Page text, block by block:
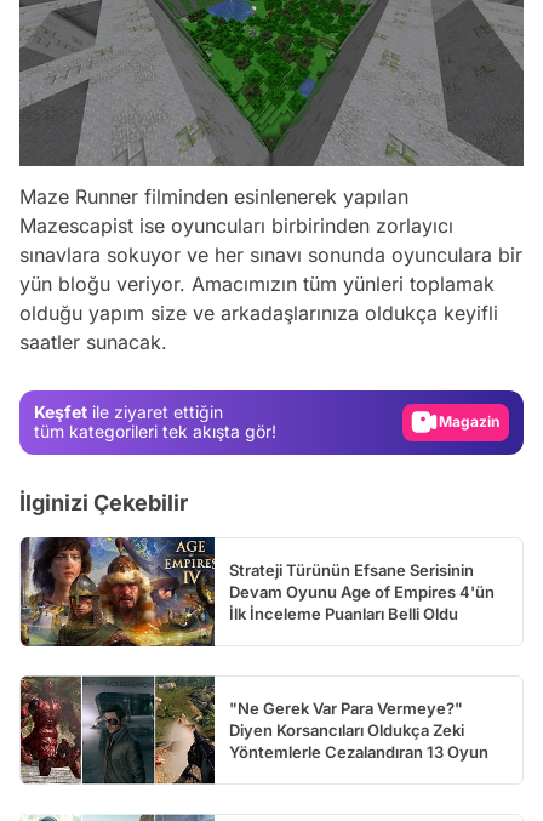
Maze Runner filminden esinlenerek yapılan
Mazescapist ise oyuncuları birbirinden zorlayıcı
sınavlara sokuyor ve her sınavı sonunda oyunculara bir
yün bloğu veriyor. Amacımızın tüm yünleri toplamak
olduğu yapım size ve arkadaşlarınıza oldukça keyifli
saatler sunacak.
Keşfet ile ziyaret ettiğin
tüm kategorileri tek akışta gör!
Video
Test
Video
İlginizi Çekebilir
Strateji Türünün Efsane Serisinin
Devam Oyunu Age of Empires 4'ün
İlk İnceleme Puanları Belli Oldu
"Ne Gerek Var Para Vermeye?"
Diyen Korsancıları Oldukça Zeki
Yöntemlerle Cezalandıran 13 Oyun